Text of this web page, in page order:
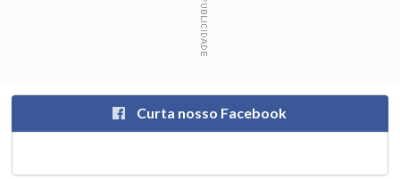
Curta nosso Facebook